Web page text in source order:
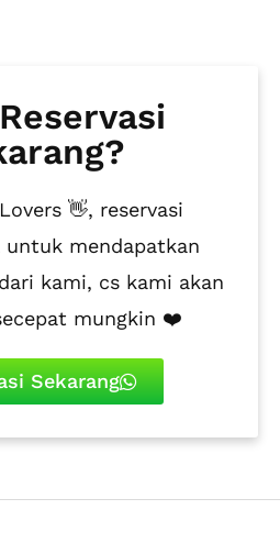
👋, reservasi
untuk mendapatkan
kami, cs kami akan
mungkin ❤️
Sekarang